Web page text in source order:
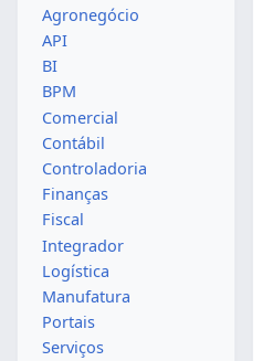
Agronegócio
API
BI
BPM
Comercial
Contábil
Controladoria
Finanças
Fiscal
Integrador
Logística
Manufatura
Portais
Serviços